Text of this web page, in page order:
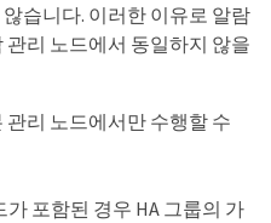
습니다. 이러한 이유로 알람
리 노드에서 동일하지 않을
리 노드에서만 수행할 수
포함된 경우 HA 그룹의 가